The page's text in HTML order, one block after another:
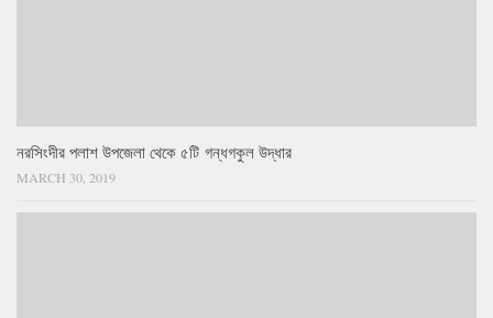
নরসিংদীর পলাশ উপজেলা থেকে ৫টি গন্ধগকুল উদ্ধার
MARCH 30, 2019